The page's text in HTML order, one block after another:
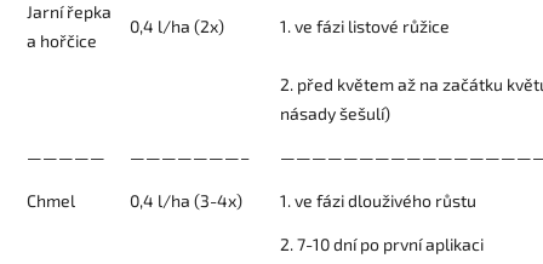
Jarní řepka
a hořčice
0,4 l/ha (2x) 1. ve fázi listové růžice
2. před květem až na začátku
násady šešulí)
————— ———————–
Chmel 0,4 l/ha (3-4x) 1. ve fázi dlouživého růstu
2. 7-10 dní po první aplikaci